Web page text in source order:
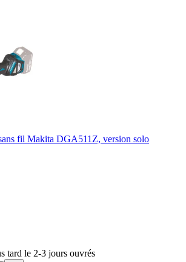
fil Makita DGA511Z, version solo
tard le 2-3 jours ouvrés